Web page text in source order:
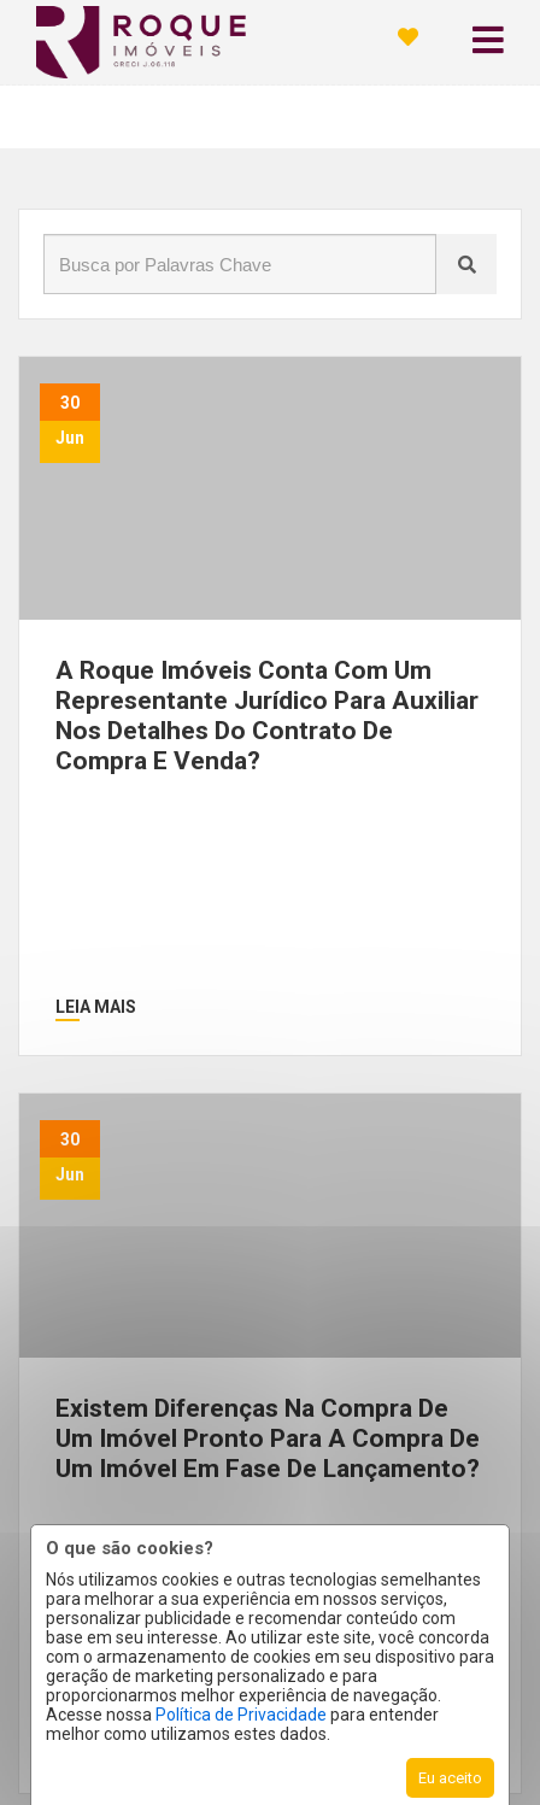
Início Blog »Comprar com a Roque
O que são cookies?
Nós utilizamos cookies e outras tecnologias semelhantes
para melhorar a sua experiência em nossos serviços,
personalizar publicidade e recomendar conteúdo com
base em seu interesse. Ao utilizar este site, você concorda
com o armazenamento de cookies em seu dispositivo para
geração de marketing personalizado e para
proporcionarmos melhor experiência de navegação.
Acesse nossa Política de Privacidade para entender
melhor como utilizamos estes dados.
Eu aceito
30
Jun
A Roque Imóveis Conta Com Um
Representante Jurídico Para Auxiliar
Nos Detalhes Do Contrato De
Compra E Venda?
LEIA MAIS
30
Jun
Existem Diferenças Na Compra De
Um Imóvel Pronto Para A Compra De
Um Imóvel Em Fase De Lançamento?
LEIA MAIS